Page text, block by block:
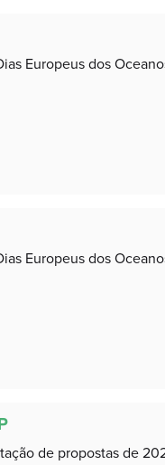
Europeus dos
Europeus dos
de propostas de